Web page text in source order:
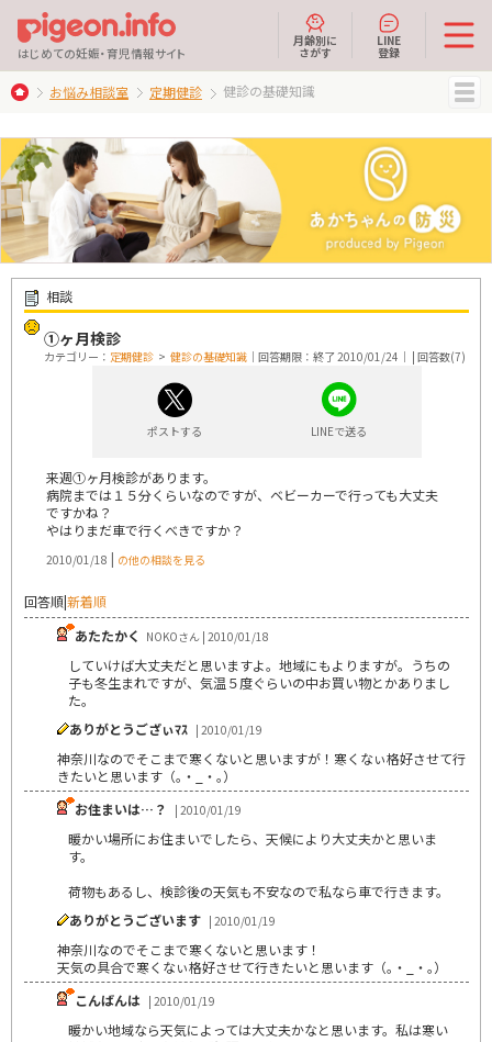
はじめての妊娠・育児情報サイト
月齢別に
さがす
LINE
登録
お悩み相談室 定期健診 健診の基礎知識
相談
①ヶ月検診
カテゴリー： 定期健診 > 健診の基礎知識 ｜回答期限：終了 2010/01/24｜ | 回答数(7)
ポストする LINEで送る
来週①ヶ月検診があります。
病院までは１５分くらいなのですが、ベビーカーで行っても大丈夫
ですかね？
やはりまだ車で行くべきですか？
2010/01/18 | の他の相談を見る
回答順|新着順
あたたかく NOKOさん | 2010/01/18
していけば大丈夫だと思いますよ。地域にもよりますが。うちの
子も冬生まれですが、気温５度ぐらいの中お買い物とかありまし
た。
ありがとうござぃﾏｽ | 2010/01/19
神奈川なのでそこまで寒くないと思いますが！寒くなぃ格好させて行
きたいと思います（｡・_・｡）
お住まいは…？
| 2010/01/19
暖かい場所にお住まいでしたら、天候により大丈夫かと思いま
す。
荷物もあるし、検診後の天気も不安なので私なら車で行きます。
ありがとうございます | 2010/01/19
神奈川なのでそこまで寒くないと思います！
天気の具合で寒くなぃ格好させて行きたいと思います（｡・_・｡）
こんばんは | 2010/01/19
暖かい地域なら天気によっては大丈夫かなと思います。私は寒い